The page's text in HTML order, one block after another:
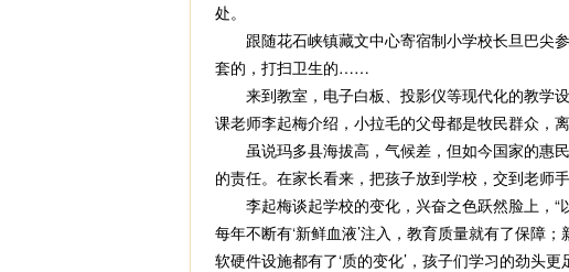
处。
跟随花石峡镇藏文中心寄宿制小学校长旦巴尖参
套的，打扫卫生的……
来到教室，电子白板、投影仪等现代化的教学设
课老师李起梅介绍，小拉毛的父母都是牧民群众，
虽说玛多县海拔高，气候差，但如今国家的惠民
的责任。在家长看来，把孩子放到学校，交到老师
李起梅谈起学校的变化，兴奋之色跃然脸上，“
每年不断有‘新鲜血液’注入，教育质量就有了保障
软硬件设施都有了‘质的变化’，孩子们学习的劲头